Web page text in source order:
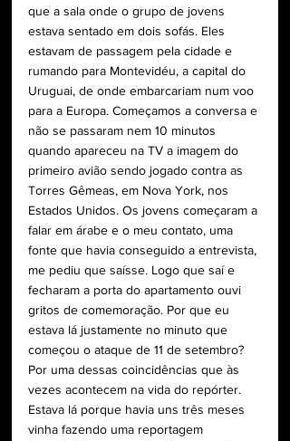
que a sala onde o grupo de jovens
estava sentado em dois sofás. Eles
estavam de passagem pela cidade e
rumando para Montevidéu, a capital do
Uruguai, de onde embarcariam num voo
para a Europa. Começamos a conversa e
não se passaram nem 10 minutos
quando apareceu na TV a imagem do
primeiro avião sendo jogado contra as
Torres Gêmeas, em Nova York, nos
Estados Unidos. Os jovens começaram a
falar em árabe e o meu contato, uma
fonte que havia conseguido a entrevista,
me pediu que saísse. Logo que saí e
fecharam a porta do apartamento ouvi
gritos de comemoração. Por que eu
estava lá justamente no minuto que
começou o ataque de 11 de setembro?
Por uma dessas coincidências que às
vezes acontecem na vida do repórter.
Estava lá porque havia uns três meses
vinha fazendo uma reportagem